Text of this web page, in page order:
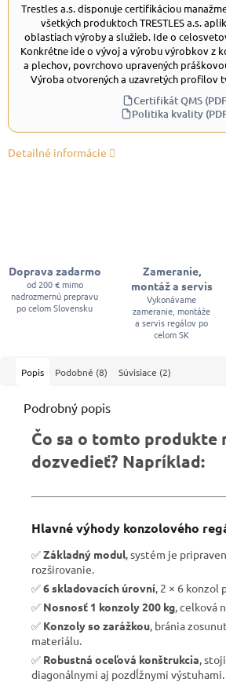
Trestles a.s. disponuje certifikáciou
všetkých produktoch TRESTLES a.s.
oblastiach výroby a služieb. Ide o
Konkrétne ide o vývoj a výrobu výrobkov z
a plechov, povrchovo upravených
Výroba otvorených a uzavretých profilov
Certifikát QMS
Politika kvality
Detailné informácie
Doprava zadarmo
od 200 € mimo
nadrozmernú prepravu
po celom Slovensku
Zameranie,
montáž a servis
Vykonávame
zameranie, montáže
a servis regálov po
celom SK
Popis Podobné (8) Súvisiace (2)
Podrobný popis
Čo sa o tomto produkte
dozvedieť? Napríklad:
Hlavné výhody konzolového
✅Základný modul , systém je
rozširovanie.
✅6 skladovacích úrovní , 2 × 6 konzol
✅ Nosnosť 1 konzoly 200 kg , celková
✅ Konzoly so zarážkou , bránia
materiálu.
✅ Robustná oceľová konštrukcia ,
diagonálnymi aj pozdĺžnymi výstuhami.